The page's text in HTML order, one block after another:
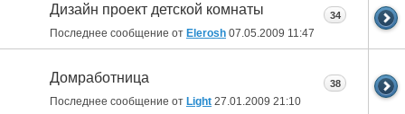
Дизайн проект детской комнаты
Последнее сообщение от Elerosh 07.05.2009 11:47
34
Домработница
Последнее сообщение от Light 27.01.2009 21:10
38